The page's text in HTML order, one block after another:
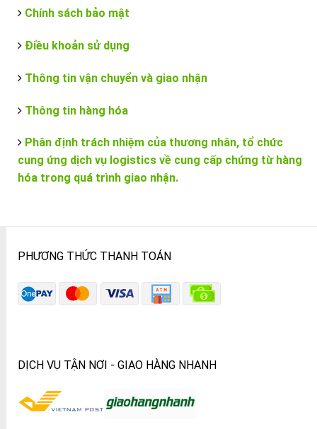
Chính sách bảo mật
Điều khoản sử dụng
Thông tin vận chuyển và giao nhận
Thông tin hàng hóa
Phân định trách nhiệm của thương nhân, tổ chức
cung ứng dịch vụ logistics về cung cấp chứng từ hàng
hóa trong quá trình giao nhận.
PHƯƠNG THỨC THANH TOÁN
DỊCH VỤ TẬN NƠI - GIAO HÀNG NHANH